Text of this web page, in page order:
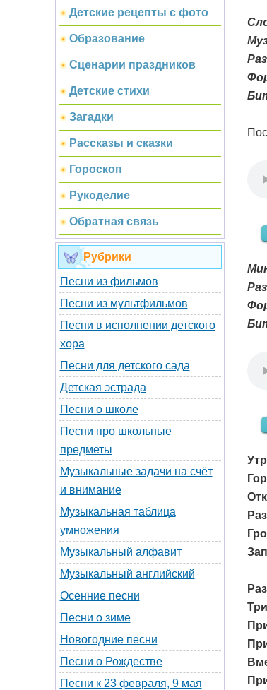
Детские рецепты с фото
Образование
Сценарии праздников
Детские стихи
Загадки
Рассказы и сказки
Гороскоп
Рукоделие
Обратная связь
Рубрики
Песни из фильмов
Песни из мультфильмов
Песни в исполнении детского
хора
Песни для детского сада
Детская эстрада
Песни о школе
Песни про школьные
предметы
Музыкальные задачи на счёт
и внимание
Музыкальная таблица
умножения
Музыкальный алфавит
Музыкальный английский
Осенние песни
Песни о зиме
Новогодние песни
Песни о Рождестве
Песни к 23 февраля, 9 мая